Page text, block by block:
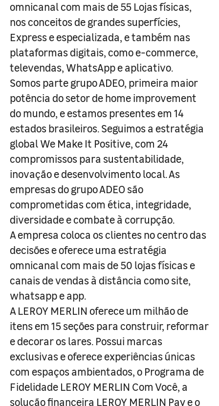
omnicanal com mais de 55 Lojas físicas,
nos conceitos de grandes superfícies,
Express e especializada, e também nas
plataformas digitais, como e-commerce,
televendas, WhatsApp e aplicativo.
Somos parte grupo ADEO, primeira maior
potência do setor de home improvement
do mundo, e estamos presentes em 14
estados brasileiros. Seguimos a estratégia
global We Make It Positive, com 24
compromissos para sustentabilidade,
inovação e desenvolvimento local. As
empresas do grupo ADEO são
comprometidas com ética, integridade,
diversidade e combate à corrupção.
A empresa coloca os clientes no centro das
decisões e oferece uma estratégia
omnicanal com mais de 50 lojas físicas e
canais de vendas à distância como site,
whatsapp e app.
A LEROY MERLIN oferece um milhão de
itens em 15 seções para construir, reformar
e decorar os lares. Possui marcas
exclusivas e oferece experiências únicas
com espaços ambientados, o Programa de
Fidelidade LEROY MERLIN Com Você, a
solução financeira LEROY MERLIN Pay e o